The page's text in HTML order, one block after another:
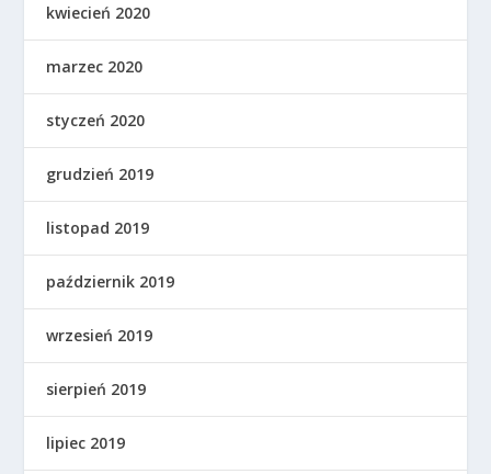
kwiecień 2020
marzec 2020
styczeń 2020
grudzień 2019
listopad 2019
październik 2019
wrzesień 2019
sierpień 2019
lipiec 2019